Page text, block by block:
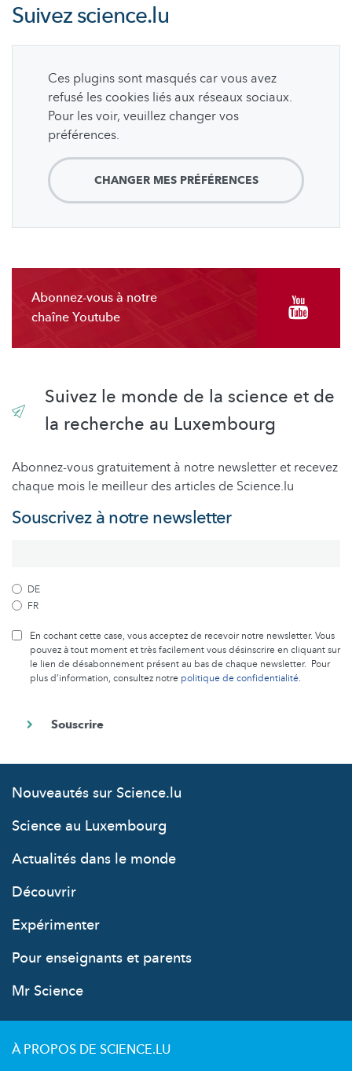
Suivezscience.lu
Ces plugins sont masqués car vous avez
refusé les cookies liés aux réseaux sociaux.
Pour les voir, veuillez changer vos
préférences.
CHANGER MES PRÉFÉRENCES
Abonnez-vous à notre
chaîne Youtube
Suivez le monde de la science et de
la recherche au Luxembourg
Abonnez-vous gratuitement à notre newsletter et recevez
chaque mois le meilleur des articles de Science.lu
Souscrivez à notre newsletter
DE
FR
En cochant cette case, vous acceptez de recevoir notre newsletter. Vous
pouvez à tout moment et très facilement vous désinscrire en cliquant sur
le lien de désabonnement présent au bas de chaque newsletter. Pour
plus d’information, consultez notre politique de confidentialité.
Nouveautés sur Science.lu
Science au Luxembourg
Actualités dans le monde
Découvrir
Expérimenter
Pour enseignants et parents
Mr Science
À PROPOS DE SCIENCE.LU